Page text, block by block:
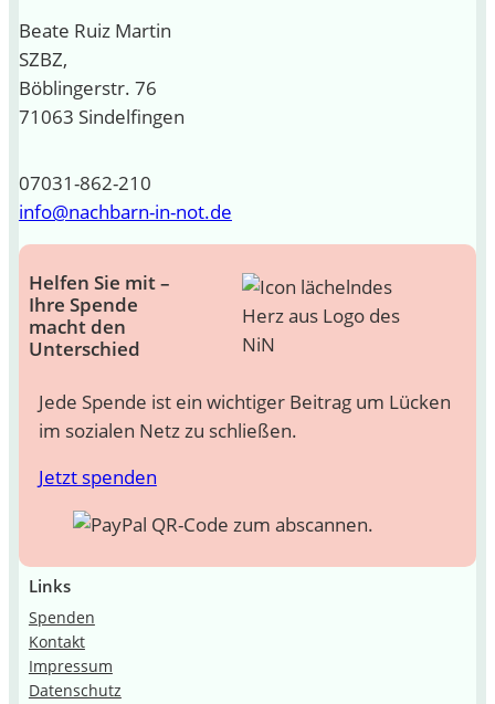
Beate Ruiz Martin
SZBZ,
Böblingerstr. 76
71063 Sindelfingen
07031-862-210
info@nachbarn-in-not.de
Helfen Sie mit –
Ihre Spende
macht den
Unterschied
Jede Spende ist ein wichtiger Beitrag um Lücken
im sozialen Netz zu schließen.
Jetzt spenden
Links
Spenden
Kontakt
Impressum
Datenschutz